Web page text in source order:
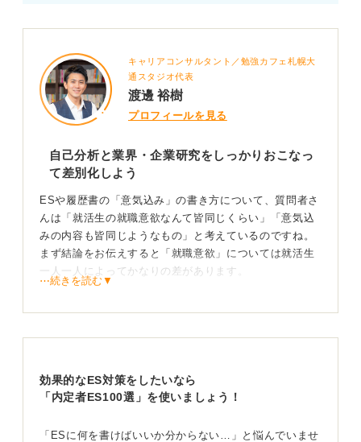
キャリアコンサルタント／勉強カフェ札幌大
通スタジオ代表
渡邊 裕樹
プロフィールを見る
自己分析と業界・企業研究をしっかりおこなっ
て差別化しよう
ESや履歴書の「意気込み」の書き方について、質問者さ
んは「就活生の就職意欲なんて皆同じくらい」「意気込
みの内容も皆同じようなもの」と考えているのですね。
まず結論をお伝えすると「就職意欲」については就活生
一人一人によってかなりの差があります。
分はこれが夢だったから、何としてもこの企業でそれを
しかし「意気込みの内容」については「表現の仕方」が
問題です。では、どのように書けばありきたりな表現に
⋯続きを読む▼
効果的なES対策をしたいなら
「内定者ES100選」を使いましょう！
「ESに何を書けばいいか分からない…」と悩んでいませ